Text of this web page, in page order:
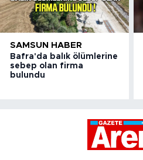
SAMSUN HABER
Bafra'da balık ölümlerine
sebep olan firma
bulundu